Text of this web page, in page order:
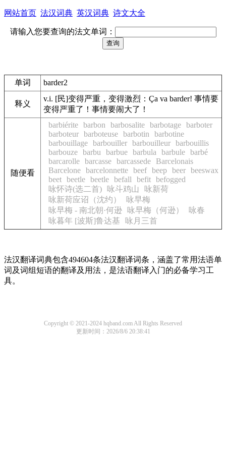
网站首页 法汉词典 英汉词典 诗文大全
请输入您要查询的法文单词：
单词 barder2
释义
v.i. [民]变得严重，变得激烈：Ça va barder! 事情要
变得严重了！事情要闹大了！
随便看
barbiérite barbon barbosalite barbotage barboter
barboteur barboteuse barbotin
barbotine
barbouillage barbouiller barbouilleur barbouillis
barbouze barbu barbue barbula barbule barbé
barcarolle barcasse barcassede
Barcelonais
Barcelone barcelonnette beef beep beer beeswax
beet beetle beetle befall befit befogged
咏怀诗(选二首)
咏斗鸡山
咏新荷
咏新荷应诏（沈约）
咏早梅
咏早梅 - 南北朝·何逊
咏早梅（何逊）
咏春
咏暮年 [波斯]鲁达基
咏月三首
法汉翻译词典包含494604条法汉翻译词条，涵盖了常用法语单
词及词组短语的翻译及用法，是法语翻译入门的必备学习工
具。
Copyright © 2021-2024 hqband.com All Rights Reserved
更新时间：2026/8/6 20:38:41